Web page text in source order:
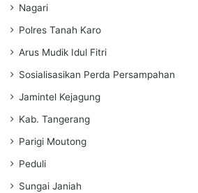
Nagari
Polres Tanah Karo
Arus Mudik Idul Fitri
Sosialisasikan Perda Persampahan
Jamintel Kejagung
Kab. Tangerang
Parigi Moutong
Peduli
Sungai Janiah